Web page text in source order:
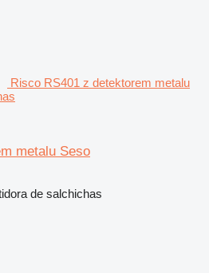
Risco RS401 z detektorem metalu
metalu Seso
de salchichas